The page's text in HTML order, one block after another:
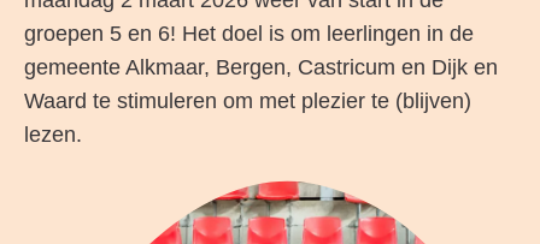
groepen 5 en 6! Het doel is om leerlingen in de
gemeente Alkmaar, Bergen, Castricum en Dijk en
Waard te stimuleren om met plezier te (blijven)
lezen.